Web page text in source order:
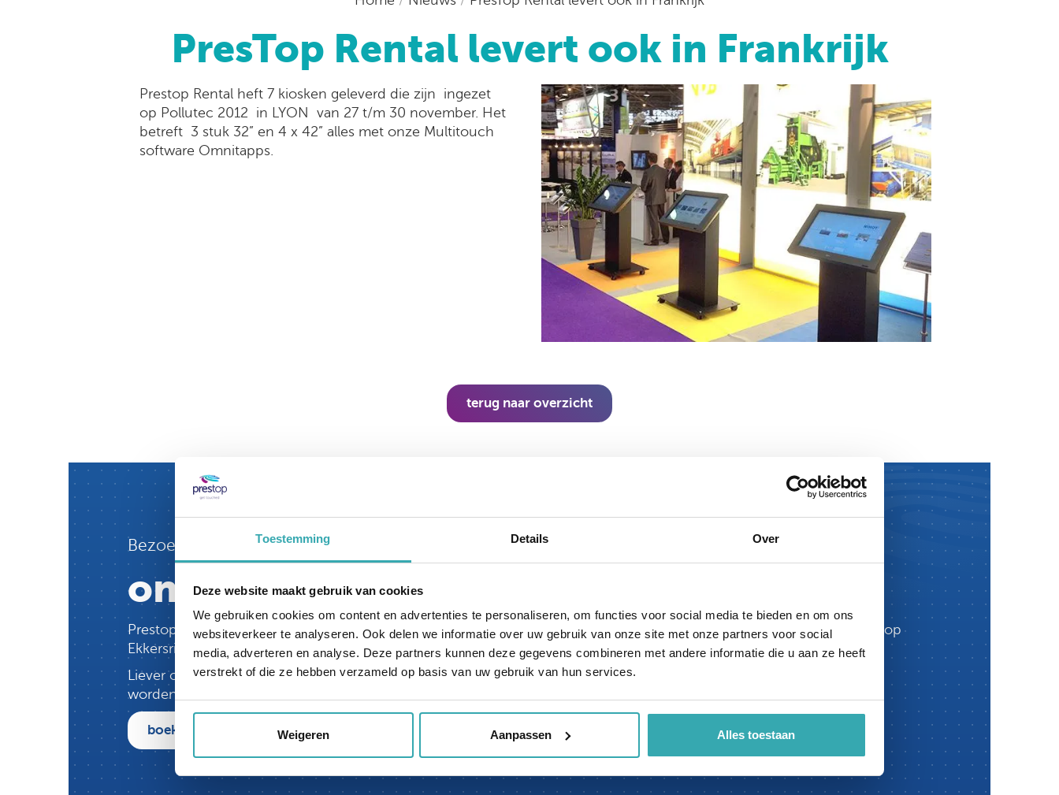
Toestemming Details Over
Deze website maakt gebruik van cookies
We gebruiken cookies om content en advertenties te personaliseren, om functies voor social media te bieden en om ons
websiteverkeer te analyseren. Ook delen we informatie over uw gebruik van onze site met onze partners voor social
media, adverteren en analyse. Deze partners kunnen deze gegevens combineren met andere informatie die u aan ze heeft
verstrekt of die ze hebben verzameld op basis van uw gebruik van hun services.
Weigeren Aanpassen Alles toestaan
PresTop Rental levert ook in Frankrijk
Prestop Rental heft 7 kiosken geleverd die zijn ingezet
op Pollutec 2012 in LYON van 27 t/m 30 november. Het
betreft 3 stuk 32” en 4 x 42” alles met onze Multitouch
software Omnitapps.
terug naar overzicht
Bezoek nu
ons Interactieve Experience Center.
Prestop heeft het grootste Interactieve Experience Center van Europa. Je bent van harte welkom in onze showroom, op
Ekkersrijt 4611 in Son en Breugel, waar we je al onze oplossingen kunnen tonen.
Liever online? Onze specialisten lopen graag met de iPhone met Zoom door ons Interactieve Experience Center. Live
worden de beelden getoond en kun je direct vanuit thuis/werk vragen stellen.
boek nu een afspraak